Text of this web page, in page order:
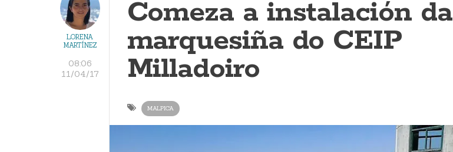
LORENA
MARTÍNEZ
08:06
11/04/17
Comeza a instalación da
marquesiña do CEIP
Milladoiro
MALPICA